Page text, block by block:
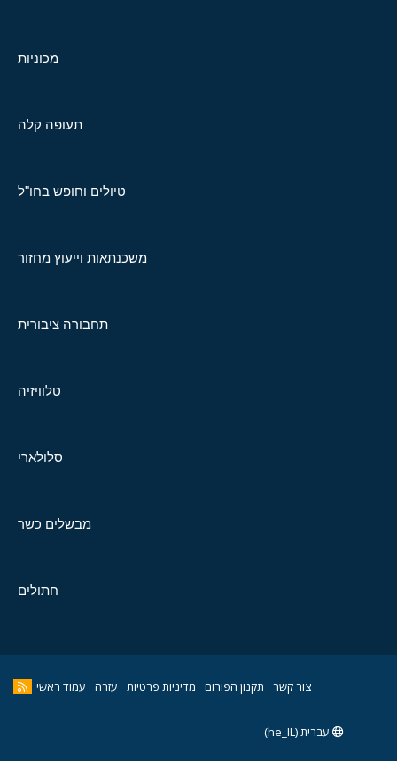
מכוניות
תעופה קלה
טיולים וחופש בחו"ל
משכנתאות וייעוץ מחזור
תחבורה ציבורית
טלוויזיה
סלולארי
מבשלים כשר
חתולים
צור קשר תקנון הפורום מדיניות פרטיות עזרה עמוד ראשי
עברית (he_IL)